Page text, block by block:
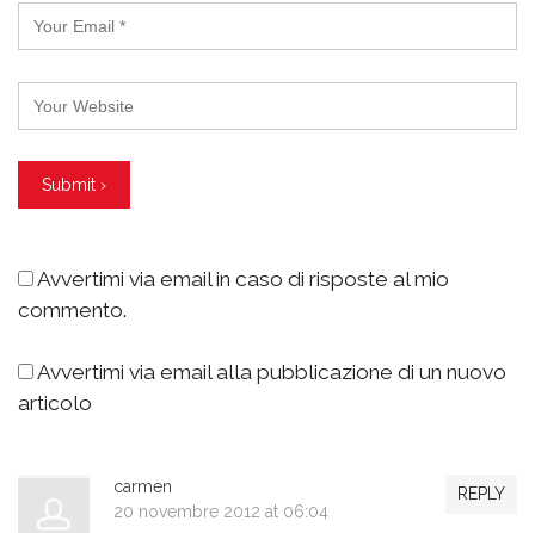
Avvertimi via email in caso di risposte al mio
commento.
Avvertimi via email alla pubblicazione di un nuovo
articolo
REPLY
carmen
20 novembre 2012 at 06:04